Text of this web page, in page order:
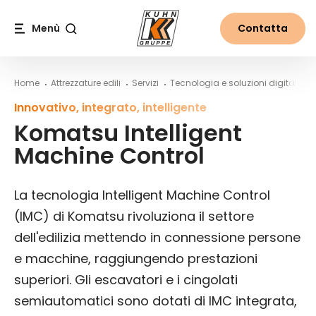
Komatsu Intelligent Machine Control
Macchine edili IMC da Kuhn
La potenza della collaborazione tra uomo e macchina
Caratteristiche Intelligent Machine Control
Altre notizie dal mondo di Kuhn
Menù Contatta
Home Attrezzature edili Servizi Tecnologia e soluzioni digitali
Innovativo, integrato, intelligente
Komatsu Intelligent
Machine Control
La tecnologia Intelligent Machine Control
(IMC) di Komatsu rivoluziona il settore
dell'edilizia mettendo in connessione persone
e macchine, raggiungendo prestazioni
superiori. Gli escavatori e i cingolati
semiautomatici sono dotati di IMC integrata,